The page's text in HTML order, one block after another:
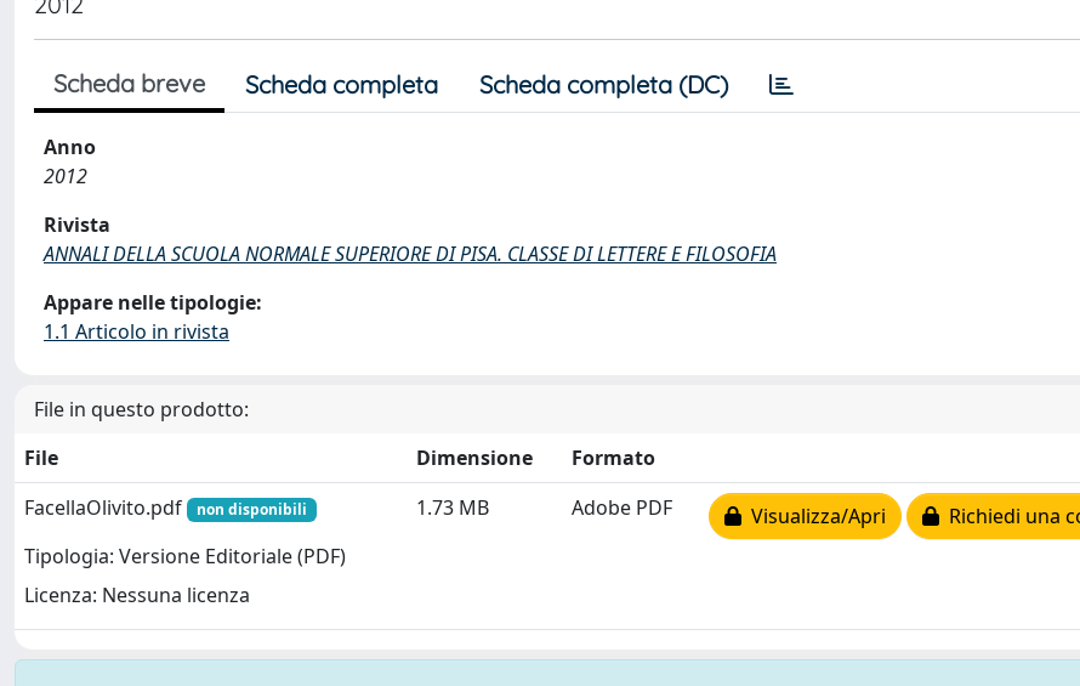
Scheda breve Scheda completa Scheda completa (DC)
Anno
2012
Rivista
ANNALI DELLA SCUOLA NORMALE SUPERIORE DI PISA. CLASSE DI LETTERE E FILOSOFIA
Appare nelle tipologie:
1.1 Articolo in rivista
File in questo prodotto:
File
Dimensione
Formato
FacellaOlivito.pdf
non disponibili
Tipologia: Versione Editoriale (PDF)
Licenza: Nessuna licenza
1.73 MB Adobe PDF Visualizza/Apri Richiedi una